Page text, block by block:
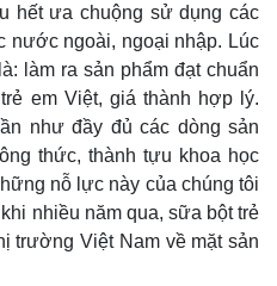
hết ưa chuộng sử dụng các
nước ngoài, ngoại nhập. Lúc
làm ra sản phẩm đạt chuẩn
em Việt, giá thành hợp lý.
như đầy đủ các dòng sản
thức, thành tựu khoa học
nỗ lực này của chúng tôi
nhiều năm qua, sữa bột trẻ
trường Việt Nam về mặt sản